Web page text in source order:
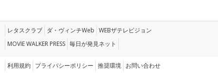
レタスクラブ ダ・ヴィンチWeb WEBザテレビジョン
MOVIE WALKER PRESS 毎日が発見ネット
利用規約 プライバシーポリシー 推奨環境 お問い合わせ